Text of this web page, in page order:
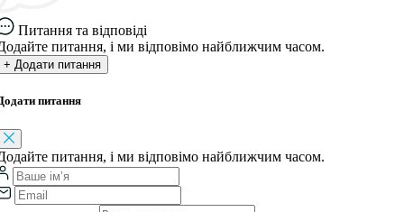
Питання та відповіді
питання, і ми відповімо найближчим часом.
+ Додати питання
питання
питання, і ми відповімо найближчим часом.